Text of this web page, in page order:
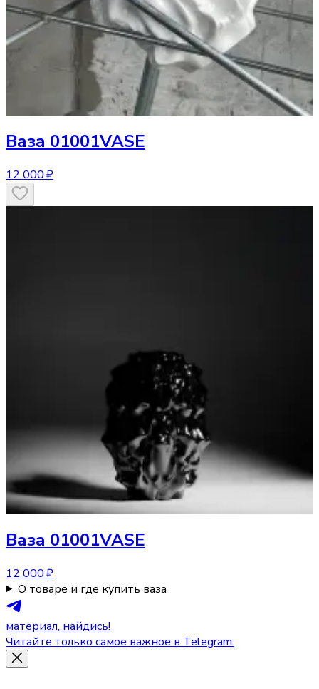
Ваза 01001VASE
12 000 ₽
Ваза 01001VASE
12 000 ₽
О товаре и где купить ваза
материал, найдись!
Читайте только самое важное в Telegram.